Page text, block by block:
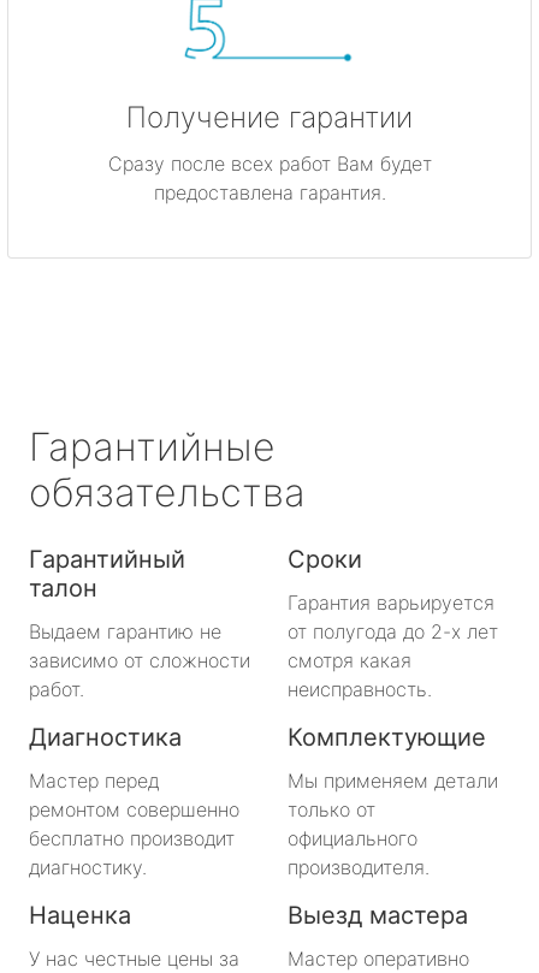
Получение гарантии
Сразу после всех работ Вам будет
предоставлена гарантия.
Гарантийные
обязательства
Гарантийный
талон
Выдаем гарантию не
зависимо от сложности
работ.
Сроки
Гарантия варьируется
от полугода до 2-х лет
смотря какая
неисправность.
Диагностика
Мастер перед
ремонтом совершенно
бесплатно производит
диагностику.
Комплектующие
Мы применяем детали
только от
официального
производителя.
Наценка
У нас честные цены за
Выезд мастера
Мастер оперативно